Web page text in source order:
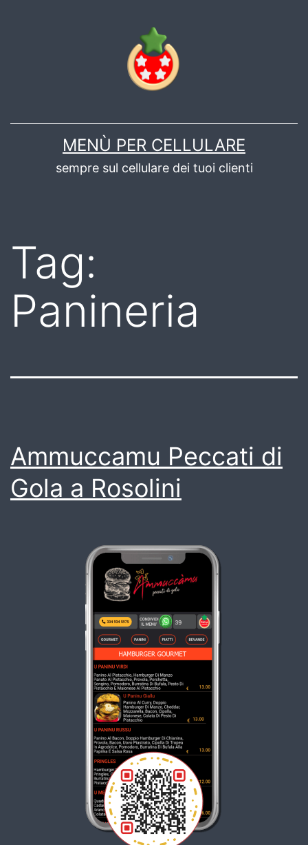
MENÙ PER CELLULARE
sempre sul cellulare dei tuoi clienti
Tag:
Panineria
Ammuccamu Peccati di
Gola a Rosolini